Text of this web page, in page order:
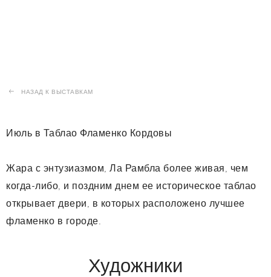
НАЗАД К ВЫСТАВКАМ
Июль в Таблао Фламенко Кордовы
Жара с энтузиазмом, Ла Рамбла более живая, чем
когда-либо, и поздним днем ее историческое таблао
открывает двери, в которых расположено лучшее
фламенко в городе.
Художники